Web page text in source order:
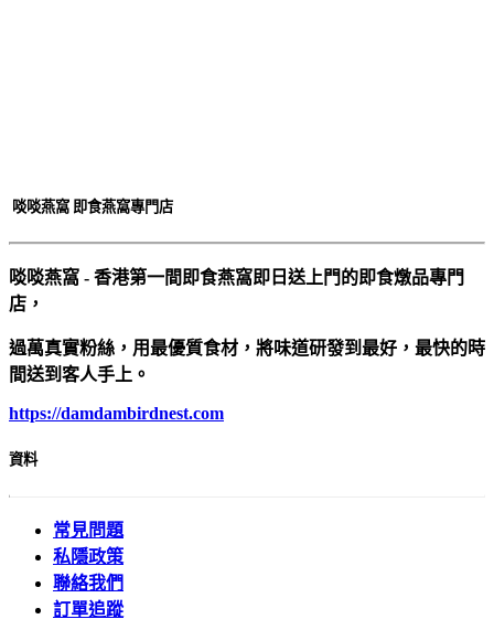
啖啖燕窩 即食燕窩專門店
啖啖燕窩 - 香港第一間即食燕窩即日送上門的即食燉品專門
店，
過萬真實粉絲，用最優質食材，將味道研發到最好，最快的時
間送到客人手上。
https://damdambirdnest.com​
資料
常見問題
私隱政策
聯絡我們
訂單追蹤